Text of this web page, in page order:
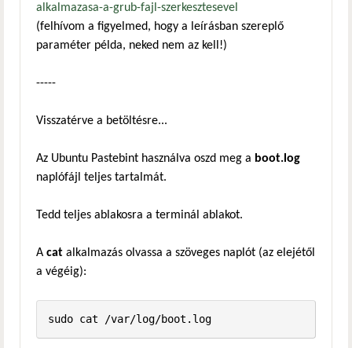
alkalmazasa-a-grub-fajl-szerkesztesevel
(felhívom a figyelmed, hogy a leírásban szereplő
paraméter példa, neked nem az kell!)
-----
Visszatérve a betöltésre...
Az Ubuntu Pastebint használva oszd meg a boot.log
naplófájl teljes tartalmát.
Tedd teljes ablakosra a terminál ablakot.
A cat alkalmazás olvassa a szöveges naplót (az elejétől
a végéig):
sudo cat /var/log/boot.log